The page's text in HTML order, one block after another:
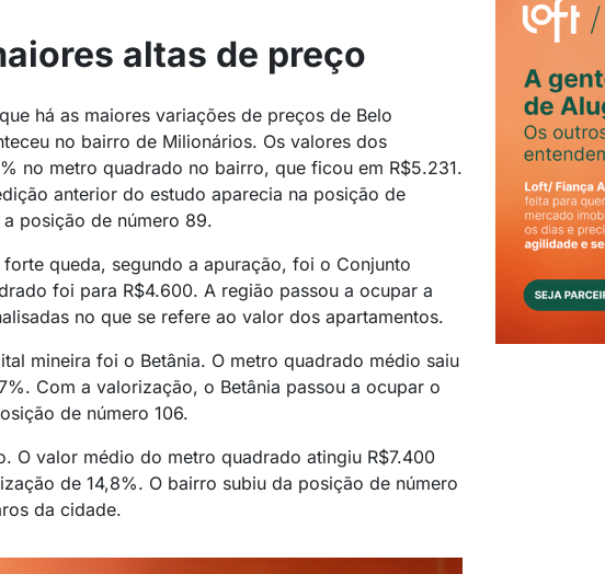
altas de preço
há as maiores variações de preços de Belo
no bairro de Milionários. Os valores dos
no metro quadrado no bairro, que ficou em R$5.231.
anterior do estudo aparecia na posição de
posição de número 89.
queda, segundo a apuração, foi o Conjunto
foi para R$4.600. A região passou a ocupar a
no que se refere ao valor dos apartamentos.
mineira foi o Betânia. O metro quadrado médio saiu
Com a valorização, o Betânia passou a ocupar o
de número 106.
O valor médio do metro quadrado atingiu R$7.400
de 14,8%. O bairro subiu da posição de número
da cidade.